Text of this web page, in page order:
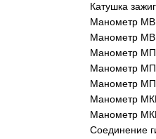
Катушка
Манометр
Манометр
Манометр
Манометр
Манометр
Манометр
Манометр
Соединение